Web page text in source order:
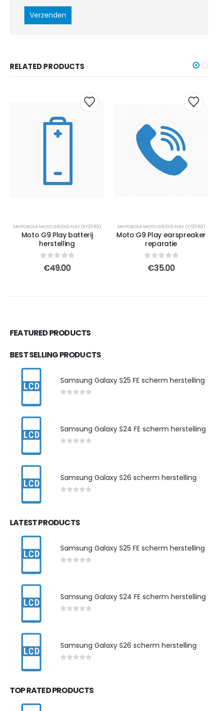
RELATED PRODUCTS
MOTOROLA MOTO G9/G9 PLAY (XT2083)
Moto G9 Play batterij
herstelling
out of 5
€49.00
MOTOROLA MOTO G9/G9 PLAY (XT2083)
Moto G9 Play earspreaker
reparatie
out of 5
€35.00
FEATURED PRODUCTS
BEST SELLING PRODUCTS
Samsung Galaxy S25 FE scherm herstelling
Samsung Galaxy S24 FE scherm herstelling
Samsung Galaxy S26 scherm herstelling
LATEST PRODUCTS
Samsung Galaxy S25 FE scherm herstelling
Samsung Galaxy S24 FE scherm herstelling
Samsung Galaxy S26 scherm herstelling
TOP RATED PRODUCTS